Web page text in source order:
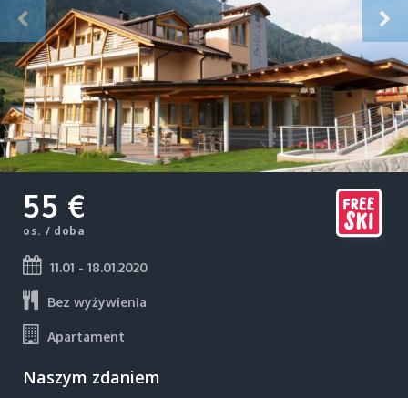
55 €
os. / doba
11.01 - 18.01.2020
Bez wyżywienia
Apartament
Naszym zdaniem